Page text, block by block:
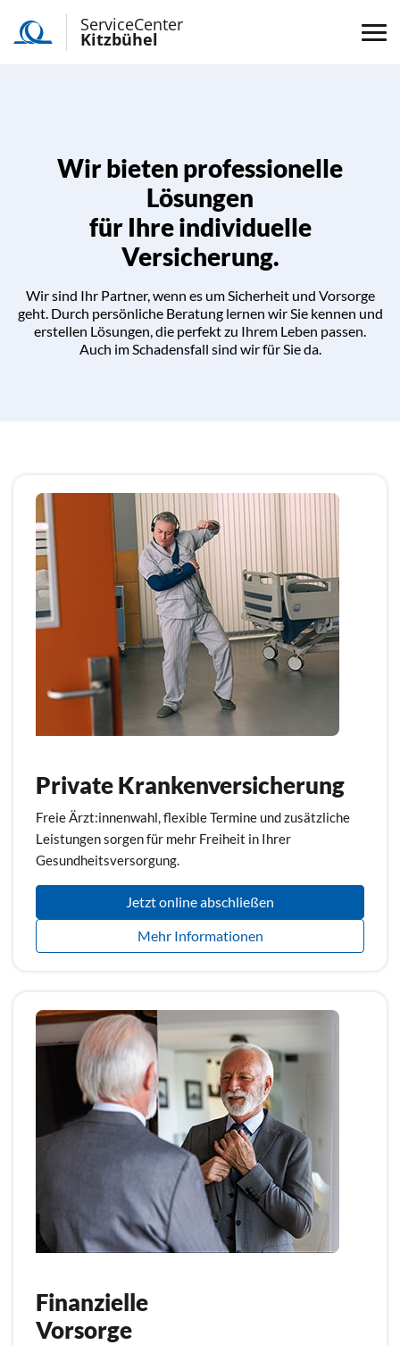
ServiceCenter
Kitzbühel
Wir bieten professionelle
Lösungen
für Ihre individuelle
Versicherung.
Wir sind Ihr Partner, wenn es um Sicherheit und Vorsorge
geht. Durch persönliche Beratung lernen wir Sie kennen und
erstellen Lösungen, die perfekt zu Ihrem Leben passen.
Auch im Schadensfall sind wir für Sie da.
Private Krankenversicherung
Freie Ärzt:innenwahl, flexible Termine und zusätzliche
Leistungen sorgen für mehr Freiheit in Ihrer
Gesundheitsversorgung.
Jetzt online abschließen
Mehr Informationen
Finanzielle
Vorsorge